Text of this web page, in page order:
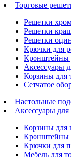
Торговые
Решетки
Решетки
Решетки
Крючки для
Кронштейны
Аксессуары
Корзины для
Сетчатое
Настольные
Аксессуары
Корзины для
Кронштейны
Крючки для
Мебель для